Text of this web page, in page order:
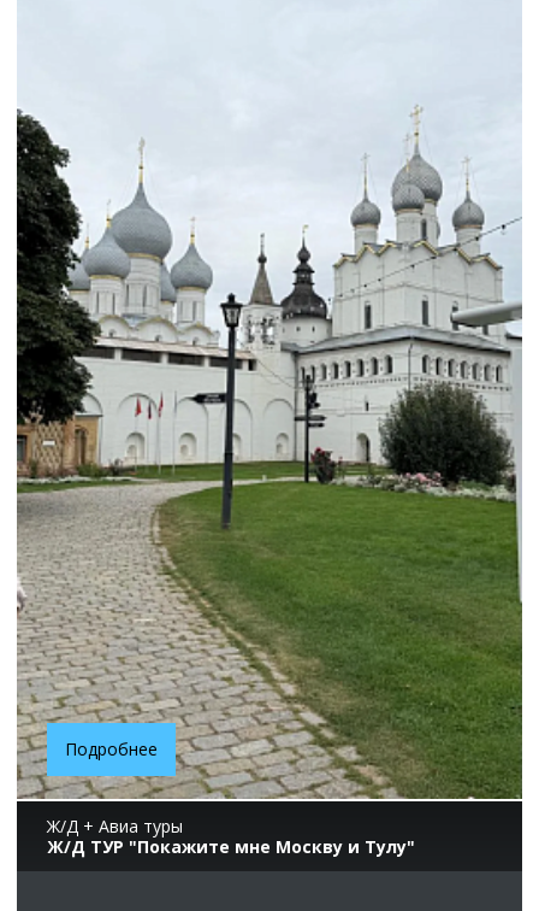
Подробнее
Ж/Д + Авиа туры
Ж/Д ТУР "Покажите мне Москву и Тулу"